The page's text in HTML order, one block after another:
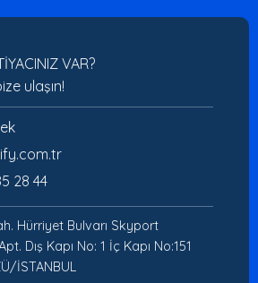
VAR?
ulaşın!
28 44
Hürriyet Bulvarı Skyport
Dış Kapı No: 1 İç Kapı No:151
İSTANBUL